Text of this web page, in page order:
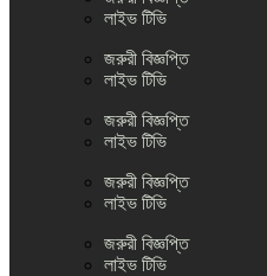
লাইভ টিভি
জরুরী বিজ্ঞপ্তি
লাইভ টিভি
জরুরী বিজ্ঞপ্তি
লাইভ টিভি
জরুরী বিজ্ঞপ্তি
লাইভ টিভি
জরুরী বিজ্ঞপ্তি
লাইভ টিভি